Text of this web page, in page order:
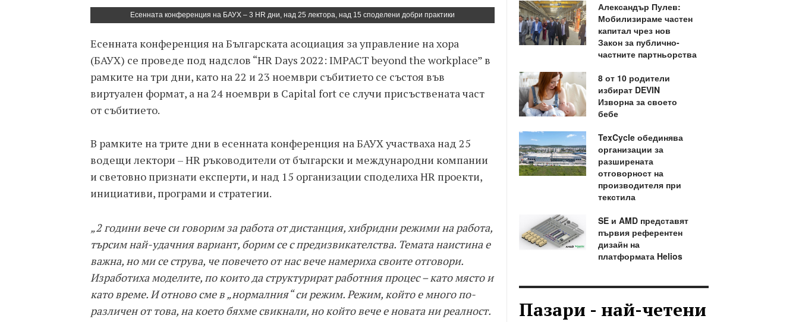
Есенната конференция на БАУХ – 3 HR дни, над 25 лектора, над 15 споделени добри практики
Eсенната конференция на Българската асоциация за управление на хора
(БАУХ) се проведе под надслов “HR Days 2022: IMPACT beyond the workplace” в
рамките на три дни, като на 22 и 23 ноември събитието се състоя във
виртуален формат, а на 24 ноември в Capital fort се случи присъствената част
от събитието.
В рамките на трите дни в есенната конференция на БАУХ участваха над 25
водещи лектори – HR ръководители от български и международни компании
и световно признати експерти, и над 15 организации споделиха HR проекти,
инициативи, програми и стратегии.
„2 години вече си говорим за работа от дистанция, хибридни режими на работа,
търсим най-удачния вариант, борим се с предизвикателства. Темата наистина е
важна, но ми се струва, че повечето от нас вече намериха своите отговори.
Изработиха моделите, по които да структурират работния процес – като място и
като време. И отново сме в „нормалния“ си режим. Режим, който е много по-
различен от това, на което бяхме свикнали, но който вече е новата ни реалност.
Александър Пулев:
Мобилизираме частен
капитал чрез нов
Закон за публично-
частните партньорства
8 от 10 родители
избират DEVIN
Изворна за своето
бебе
TexCycle обединява
организации за
разширената
отговорност на
производителя при
текстила
SE и AMD представят
първия референтен
дизайн на
платформата Helios
Пазари - най-четени